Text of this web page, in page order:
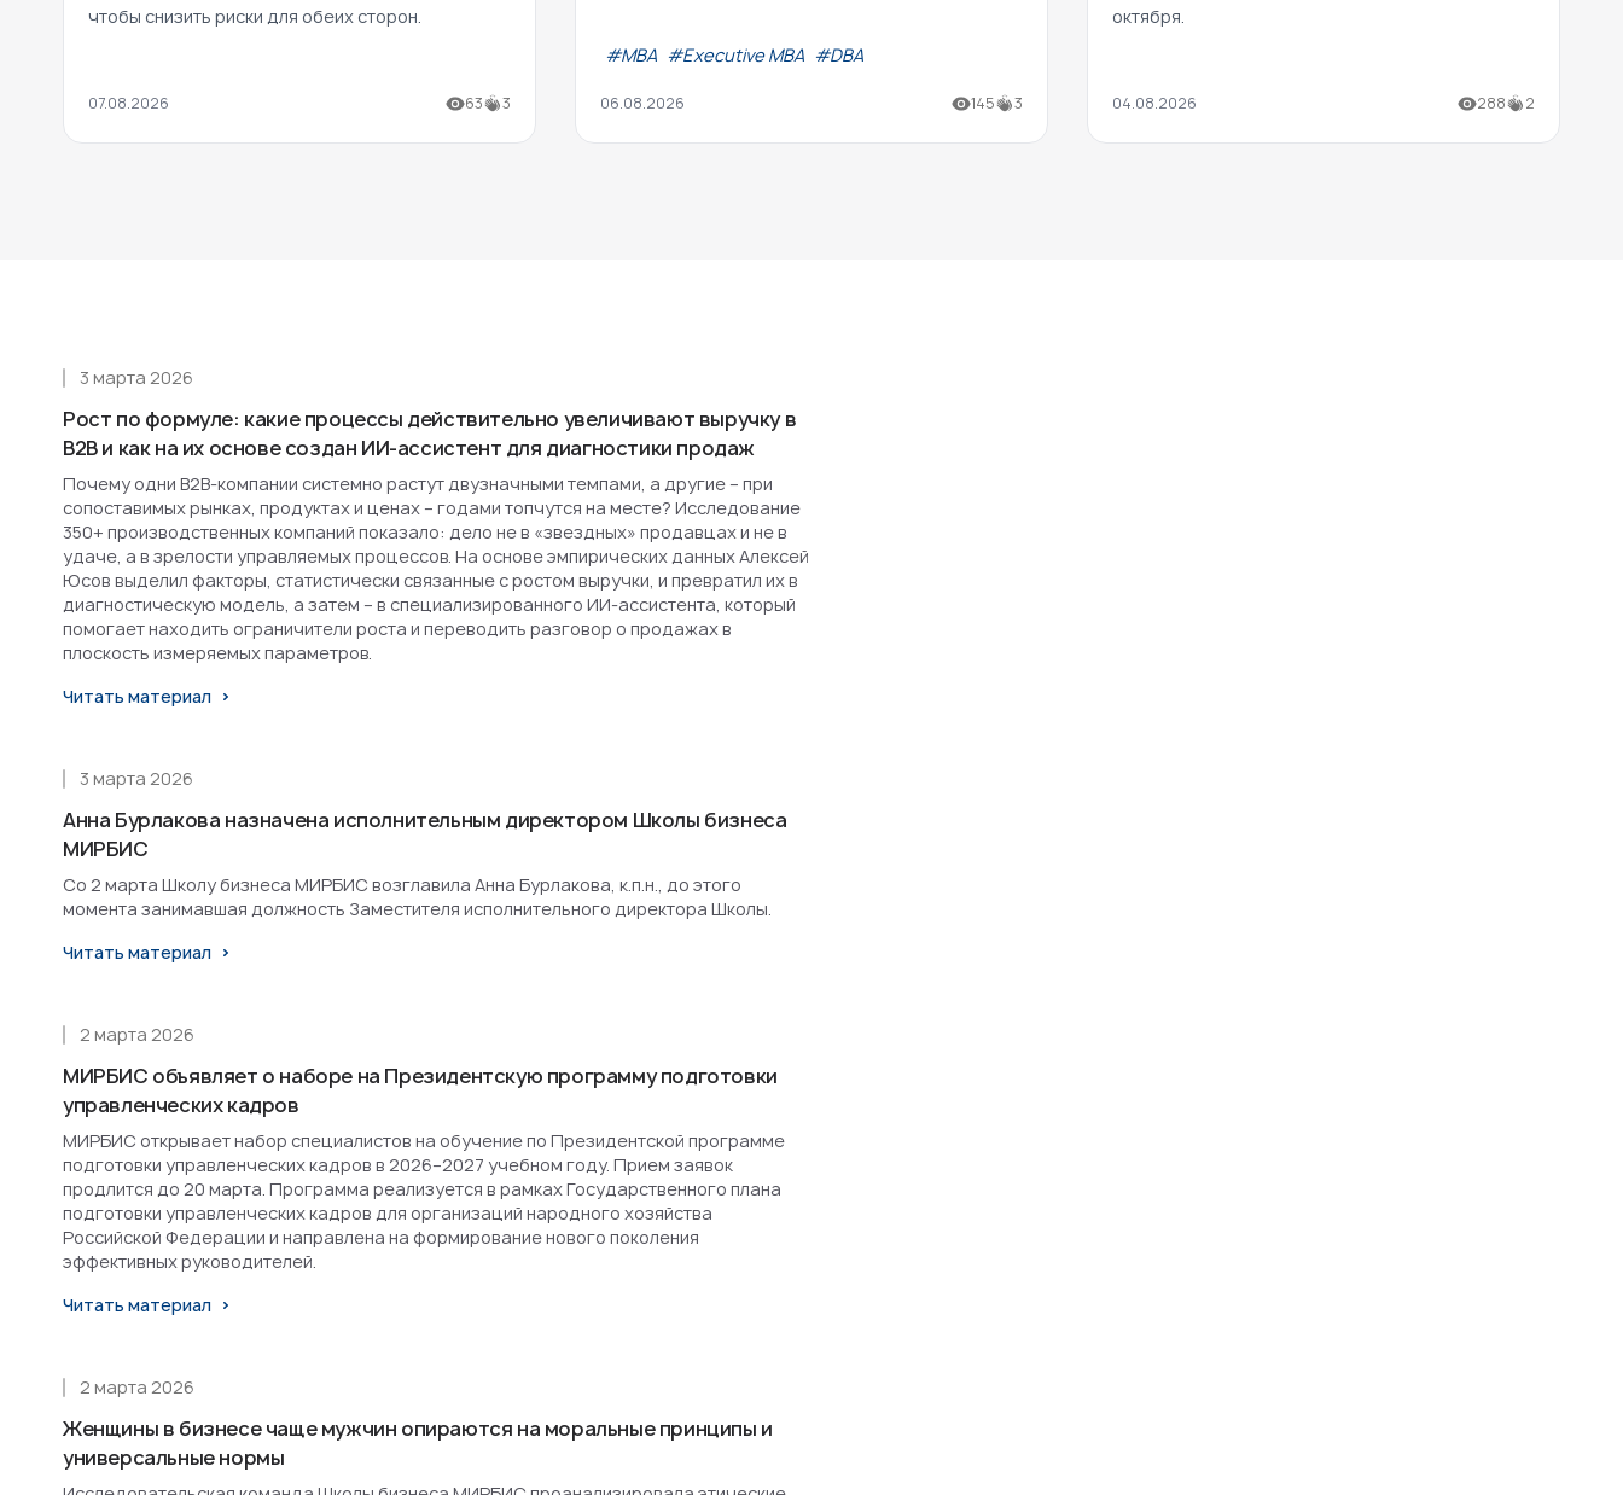
чтобы снизить риски для обеих сторон.
07.08.2026 63 3
#МВА #Executive MBA #DBA
06.08.2026 145 3
октября.
04.08.2026 288 2
Рост по формуле: какие процессы действительно увеличивают выручку в
B2B и как на их основе создан ИИ-ассистент для диагностики продаж
3 марта 2026
Почему одни B2B-компании системно растут двузначными темпами, а другие – при
сопоставимых рынках, продуктах и ценах – годами топчутся на месте? Исследование
350+ производственных компаний показало: дело не в «звездных» продавцах и не в
удаче, а в зрелости управляемых процессов. На основе эмпирических данных Алексей
Юсов выделил факторы, статистически связанные с ростом выручки, и превратил их в
диагностическую модель, а затем – в специализированного ИИ-ассистента, который
помогает находить ограничители роста и переводить разговор о продажах в
плоскость измеряемых параметров.
Читать материал
Анна Бурлакова назначена исполнительным директором Школы бизнеса
МИРБИС
3 марта 2026
Со 2 марта Школу бизнеса МИРБИС возглавила Анна Бурлакова, к.п.н., до этого
момента занимавшая должность Заместителя исполнительного директора Школы.
Читать материал
МИРБИС объявляет о наборе на Президентскую программу подготовки
управленческих кадров
2 марта 2026
МИРБИС открывает набор специалистов на обучение по Президентской программе
подготовки управленческих кадров в 2026–2027 учебном году. Прием заявок
продлится до 20 марта. Программа реализуется в рамках Государственного плана
подготовки управленческих кадров для организаций народного хозяйства
Российской Федерации и направлена на формирование нового поколения
эффективных руководителей.
Читать материал
Женщины в бизнесе чаще мужчин опираются на моральные принципы и
универсальные нормы
2 марта 2026